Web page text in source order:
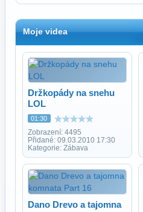
Moje videa
Držkopády na snehu
LOL
01:30
Zobrazení: 4495
Přidané: 09.03.2010 17:30
Kategorie: Zábava
Dano Drevo a tajomna